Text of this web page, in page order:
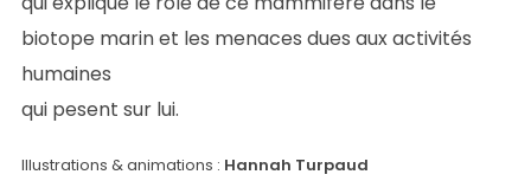
biotope marin et les menaces dues aux activités
humaines
qui pesent sur lui.
Illustrations & animations : Hannah Turpaud